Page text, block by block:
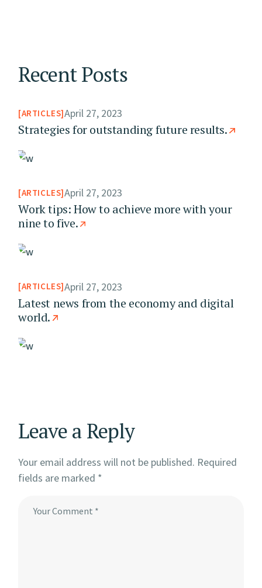
Recent Posts
ARTICLES April 27, 2023
Strategies for outstanding future results.
ARTICLES April 27, 2023
Work tips: How to achieve more with your
nine to five.
ARTICLES April 27, 2023
Latest news from the economy and digital
world.
Leave a Reply
Your email address will not be published. Required
fields are marked *